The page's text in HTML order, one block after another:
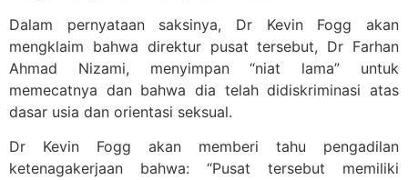
Dalam pernyataan saksinya, Dr Kevin Fogg akan
mengklaim bahwa direktur pusat tersebut, Dr Farhan
Ahmad Nizami, menyimpan “niat lama” untuk
memecatnya dan bahwa dia telah didiskriminasi atas
dasar usia dan orientasi seksual.
Dr Kevin Fogg akan memberi tahu pengadilan
ketenagakerjaan bahwa: “Pusat tersebut memiliki